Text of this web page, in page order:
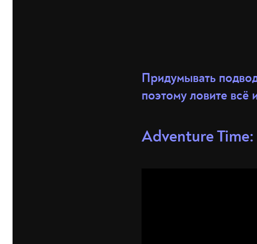
Придумывать
поэтому ловите всё
Adventure